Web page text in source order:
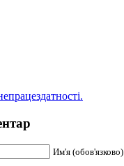
Им'я (обов'язково)